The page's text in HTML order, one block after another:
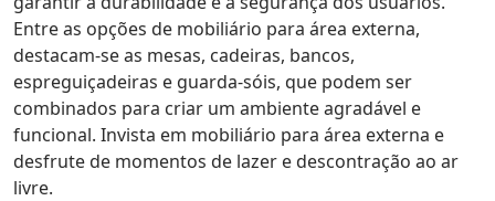
Entre as opções de mobiliário para área externa,
destacam-se as mesas, cadeiras, bancos,
espreguiçadeiras e guarda-sóis, que podem ser
combinados para criar um ambiente agradável e
funcional. Invista em mobiliário para área externa e
desfrute de momentos de lazer e descontração ao ar
livre.